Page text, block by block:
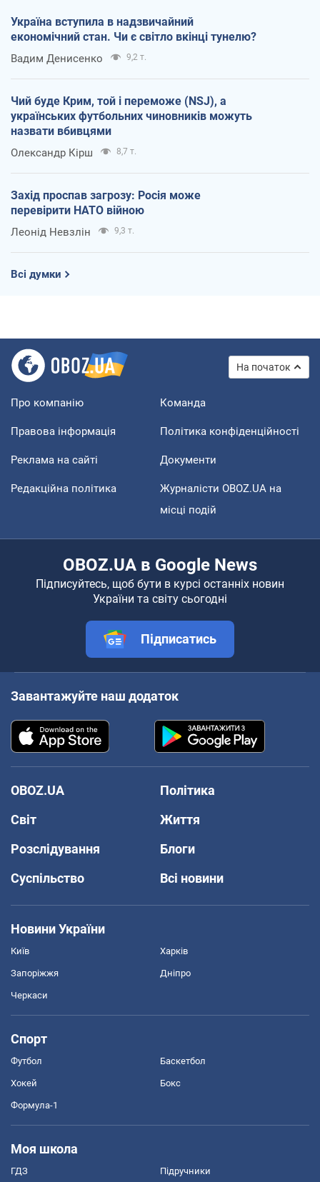
Україна вступила в надзвичайний
економічний стан. Чи є світло вкінці тунелю?
Вадим Денисенко 9,2 т.
Чий буде Крим, той і переможе (NSJ), а
українських футбольних чиновників можуть
назвати вбивцями
Олександр Кірш 8,7 т.
Захід проспав загрозу: Росія може
перевірити НАТО війною
Леонід Невзлін 9,3 т.
Всі думки
На початок
Про компанію Команда
Правова інформація Політика конфіденційності
Реклама на сайті Документи
Редакційна політика
Журналісти OBOZ.UA на
місці подій
OBOZ.UA в Google News
Підписуйтесь, щоб бути в курсі останніх новин
України та світу сьогодні
Підписатись
Завантажуйте наш додаток
OBOZ.UA
Політика
Світ
Життя
Розслідування
Блоги
Суспільство
Всі новини
Новини України
Київ Харків
Запоріжжя Дніпро
Черкаси
Спорт
Футбол Баскетбол
Хокей Бокс
Формула-1
Моя школа
ГДЗ Підручники